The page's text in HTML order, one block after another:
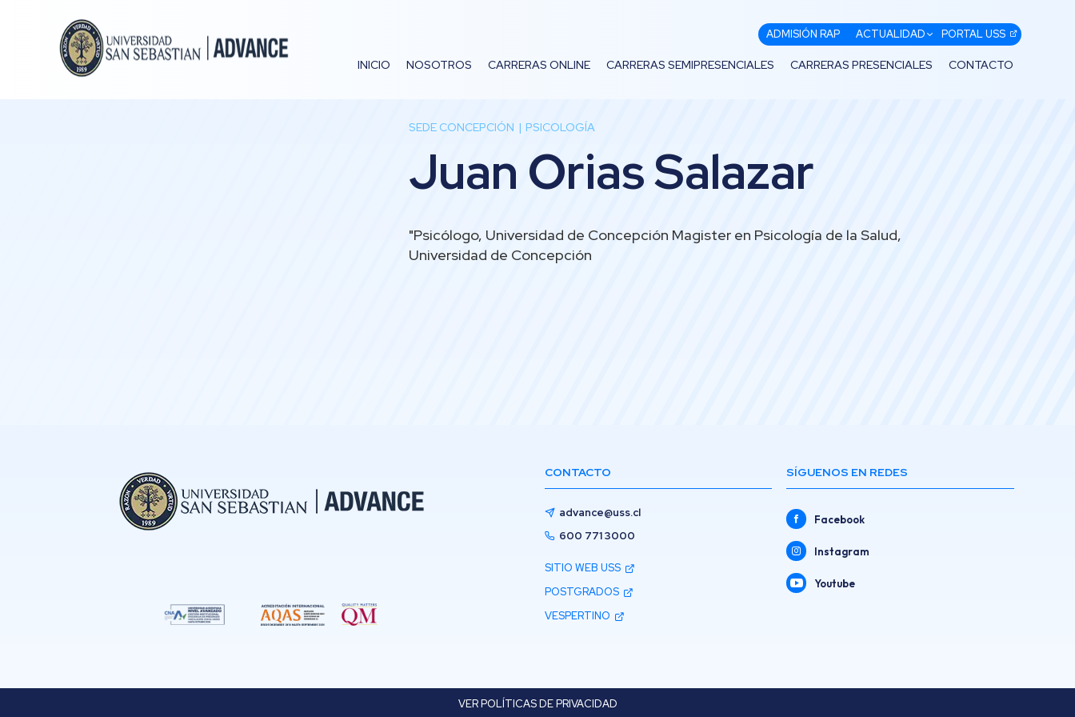
ADMISIÓN RAP ACTUALIDAD PORTAL USS
INICIO NOSOTROS CARRERAS ONLINE CARRERAS SEMIPRESENCIALES CARRERAS PRESENCIALES CONTACTO
SEDE CONCEPCIÓN PSICOLOGÍA
Juan Orias Salazar
"Psicólogo, Universidad de Concepción Magister en Psicología de la Salud,
Universidad de Concepción
CONTACTO
advance@uss.cl
600 771 3000
SITIO WEB USS
POSTGRADOS
VESPERTINO
SÍGUENOS EN REDES
Facebook
Instagram
Youtube
VER POLÍTICAS DE PRIVACIDAD